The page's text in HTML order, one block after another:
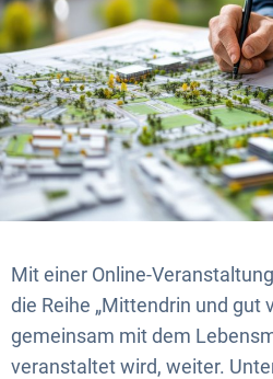
Mit einer Online-
die Reihe „Mittendrin und gut
gemeinsam mit dem
veranstaltet wird, weiter.